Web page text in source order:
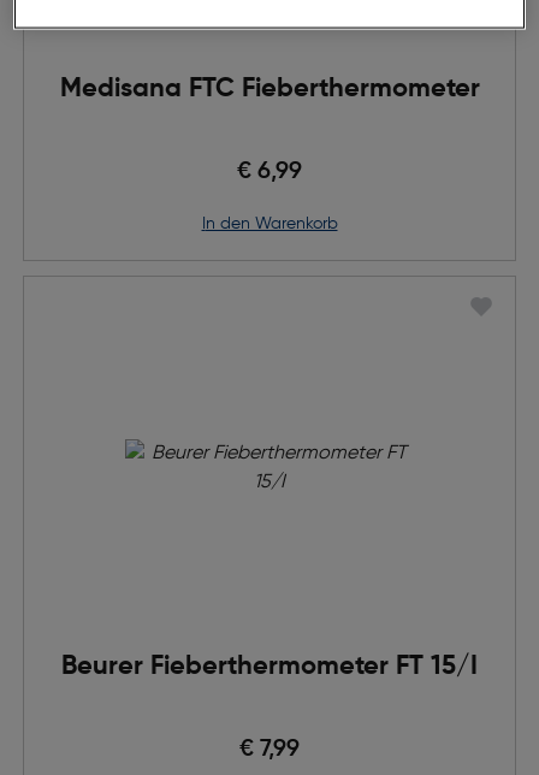
Medisana FTC Fieberthermometer
€ 6,99
in den Warenkorb
Beurer Fieberthermometer FT 15/I
€ 7,99